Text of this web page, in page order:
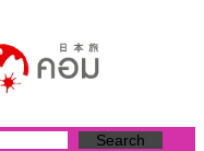
Search